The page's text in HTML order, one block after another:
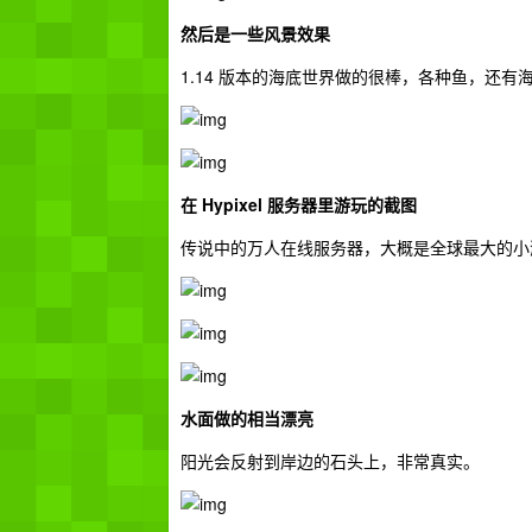
然后是一些风景效果
1.14 版本的海底世界做的很棒，各种鱼，还有海
在 Hypixel 服务器里游玩的截图
传说中的万人在线服务器，大概是全球最大的小
水面做的相当漂亮
阳光会反射到岸边的石头上，非常真实。